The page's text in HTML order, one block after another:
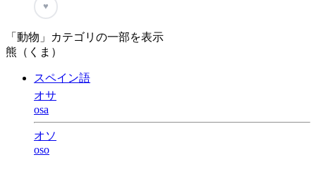
♥
「動物」カテゴリの一部を表示
熊（くま）
スペイン語
オサ
osa
オソ
oso